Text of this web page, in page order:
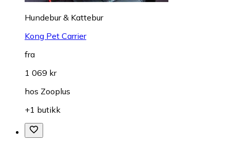
Hundebur & Kattebur
Kong Pet Carrier
fra
1 069 kr
hos Zooplus
+1 butikk